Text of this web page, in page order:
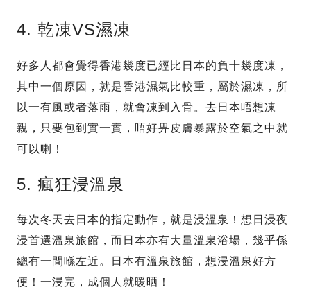
4. 乾凍VS濕凍
好多人都會覺得香港幾度已經比日本的負十幾度凍，
其中一個原因，就是香港濕氣比較重，屬於濕凍，所
以一有風或者落雨，就會凍到入骨。去日本唔想凍
親，只要包到實一實，唔好畀皮膚暴露於空氣之中就
可以喇！
5. 瘋狂浸溫泉
每次冬天去日本的指定動作，就是浸溫泉！想日浸夜
浸首選溫泉旅館，而日本亦有大量溫泉浴場，幾乎係
總有一間喺左近。日本有溫泉旅館，想浸溫泉好方
便！一浸完，成個人就暖晒！